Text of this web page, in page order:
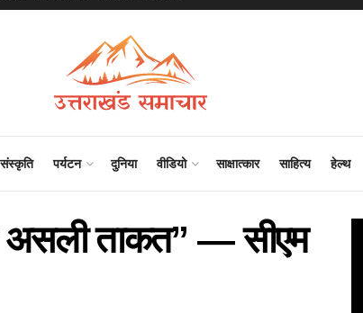
संस्कृति पर्यटन दुनिया वीडियो साक्षात्कार साहित्य हेल्थ
असली ताकत” — सीएम